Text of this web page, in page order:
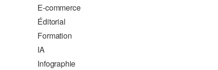
E-commerce
Éditorial
Formation
IA
Infographie